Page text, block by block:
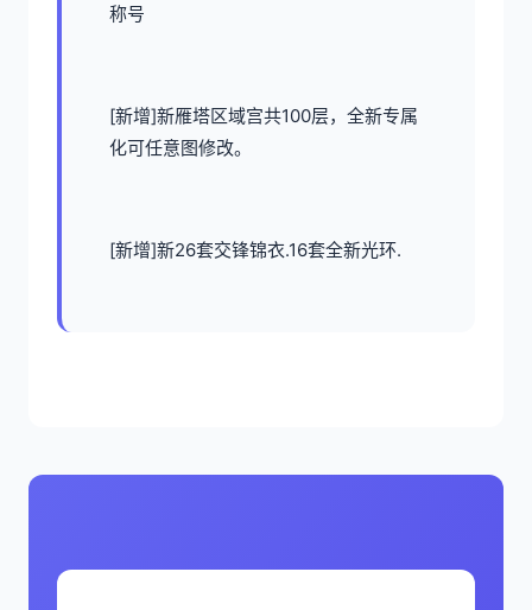
称号
[新增]新雁塔区域宫共100层，全新专属
化可任意图修改。
[新增]新26套交锋锦衣.16套全新光环.